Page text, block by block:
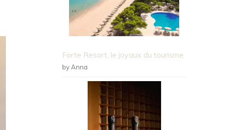
Forte Resort, le joyaux du tourisme
by Anna